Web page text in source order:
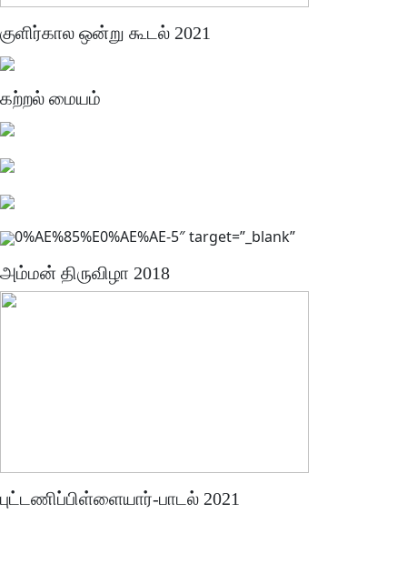
குளிர்கால ஒன்று கூடல் 2021
கற்றல் மையம்
0%AE%85%E0%AE%AE-5″ target=”_blank”
அம்மன் திருவிழா 2018
புட்டணிப்பிள்ளையார்-பாடல் 2021